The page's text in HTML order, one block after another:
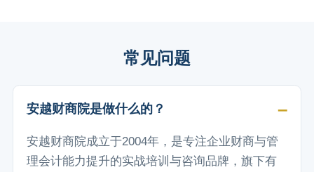
常见问题
安越财商院是做什么的？
安越财商院成立于2004年，是专注企业财商与管
理会计能力提升的实战培训与咨询品牌，旗下有